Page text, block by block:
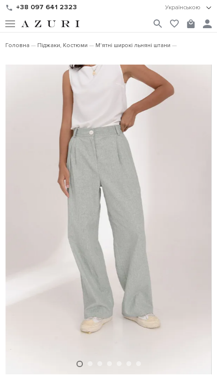
+38 097 641 2323 Українською
Головна Піджаки, Костюми М'ятні широкі льняні штани